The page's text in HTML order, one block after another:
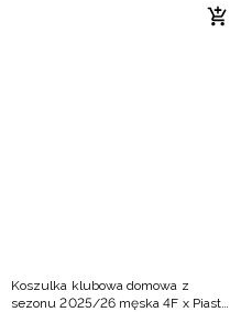
Koszulka klubowa domowa z
sezonu 2025/26 męska 4F x Piast